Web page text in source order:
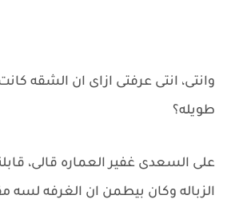
وانتى، انتى عرفتى ازاى ان الشقه
طويله؟
على السعدى غفير العماره قالى،
الزباله وكان بيطمن ان الغرفه